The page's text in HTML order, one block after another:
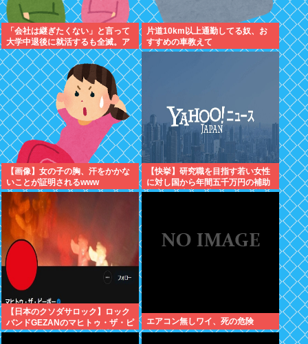
「会社は継ぎたくない」と言って
大学中退後に就活するも全滅。ア
ルバイトすら受からない元彼
片道10km以上通勤してる奴、お
すすめの車教えて
【画像】女の子の胸、汗をかかな
いことが証明されるwww
【快挙】研究職を目指す若い女性
に対し国から年間五千万円の補助
金支給を決定！世界一位の男尊女
【日本のクソダサロック】ロック
バンドGEZANのマヒトゥ・ザ・ピ
ーポーさん 高市総理を批判し公
エアコン無しワイ、死の危険